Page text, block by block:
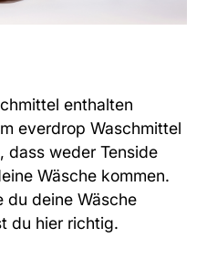
enthalten
everdrop Waschmittel
dass weder Tenside
Wäsche kommen.
du deine Wäsche
du hier richtig.